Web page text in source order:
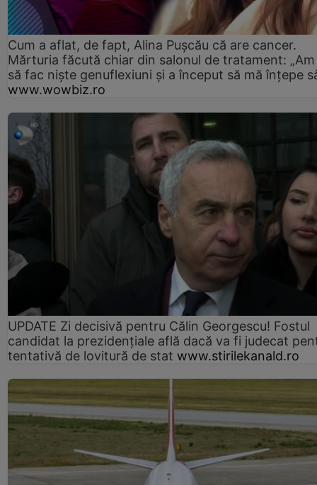
Cum a aflat, de fapt, Alina Pușcău că are cancer.
Mărturia făcută chiar din salonul de tratament:
să fac niște genuflexiuni și a început să mă înțepe
www.wowbiz.ro
UPDATE Zi decisivă pentru Călin Georgescu! Fostul
candidat la prezidențiale află dacă va fi judecat
tentativă de lovitură de stat www.stirilekanald.ro